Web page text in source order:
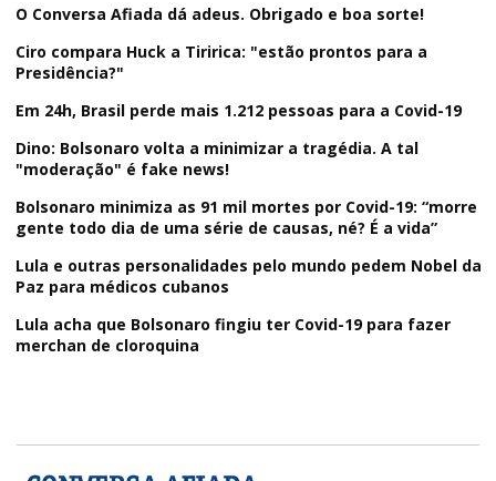
O Conversa Afiada dá adeus. Obrigado e boa sorte!
Ciro compara Huck a Tiririca: "estão prontos para a
Presidência?"
Em 24h, Brasil perde mais 1.212 pessoas para a Covid-19
Dino: Bolsonaro volta a minimizar a tragédia. A tal
"moderação" é fake news!
Bolsonaro minimiza as 91 mil mortes por Covid-19: “morre
gente todo dia de uma série de causas, né? É a vida”
Lula e outras personalidades pelo mundo pedem Nobel da
Paz para médicos cubanos
Lula acha que Bolsonaro fingiu ter Covid-19 para fazer
merchan de cloroquina